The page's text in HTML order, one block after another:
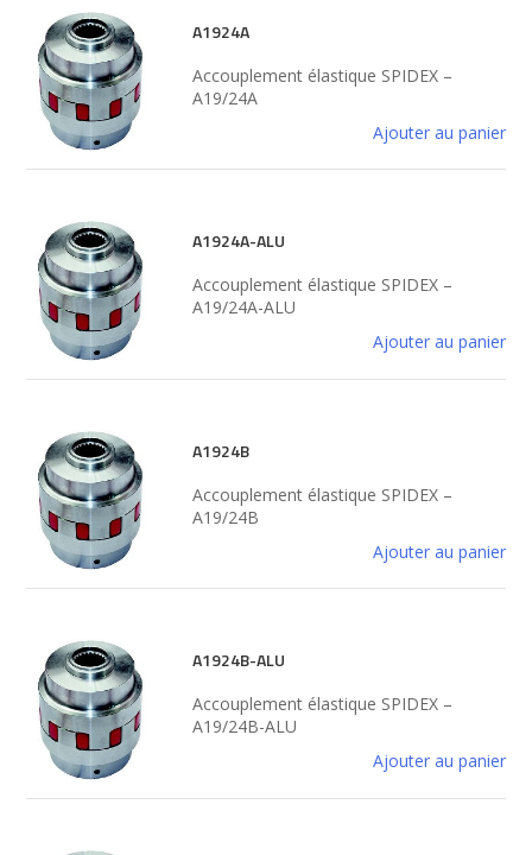
A1924A
Accouplement élastique SPIDEX –
A19/24A
Ajouter au panier
A1924A-ALU
Accouplement élastique SPIDEX –
A19/24A-ALU
Ajouter au panier
A1924B
Accouplement élastique SPIDEX –
A19/24B
Ajouter au panier
A1924B-ALU
Accouplement élastique SPIDEX –
A19/24B-ALU
Ajouter au panier